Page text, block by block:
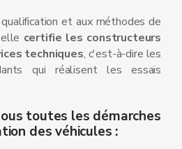
et aux méthodes de
certifie les constructeurs
techniques, c'est-à-dire les
qui réalisent les essais
toutes les démarches
des véhicules :